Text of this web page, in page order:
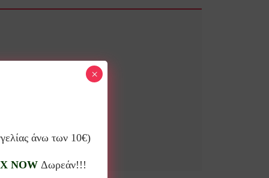
άνω των 10€)
NOWΔωρεάν!!!
×